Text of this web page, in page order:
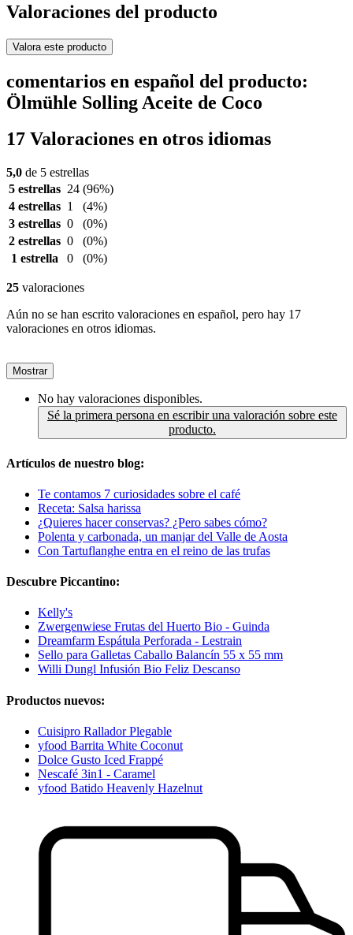
Valoraciones del producto
Valora este producto
comentarios en español del producto:
Ölmühle Solling Aceite de Coco
17 Valoraciones en otros idiomas
5,0 de 5 estrellas
5 estrellas 24 (96%)
4 estrellas 1
(4%)
3 estrellas 0
(0%)
2 estrellas 0
(0%)
1 estrella
0 (0%)
25 valoraciones
Aún no se han escrito valoraciones en español, pero hay 17
valoraciones en otros idiomas.
Mostrar
No hay valoraciones disponibles.
Sé la primera persona en escribir una valoración sobre este
producto.
Artículos de nuestro blog:
Te contamos 7 curiosidades sobre el café
Receta: Salsa harissa
¿Quieres hacer conservas? ¿Pero sabes cómo?
Polenta y carbonada, un manjar del Valle de Aosta
Con Tartuflanghe entra en el reino de las trufas
Descubre Piccantino:
Kelly's
Zwergenwiese Frutas del Huerto Bio - Guinda
Dreamfarm Espátula Perforada - Lestrain
Sello para Galletas Caballo Balancín 55 x 55 mm
Willi Dungl Infusión Bio Feliz Descanso
Productos nuevos:
Cuisipro Rallador Plegable
yfood Barrita White Coconut
Dolce Gusto Iced Frappé
Nescafé 3in1 - Caramel
yfood Batido Heavenly Hazelnut